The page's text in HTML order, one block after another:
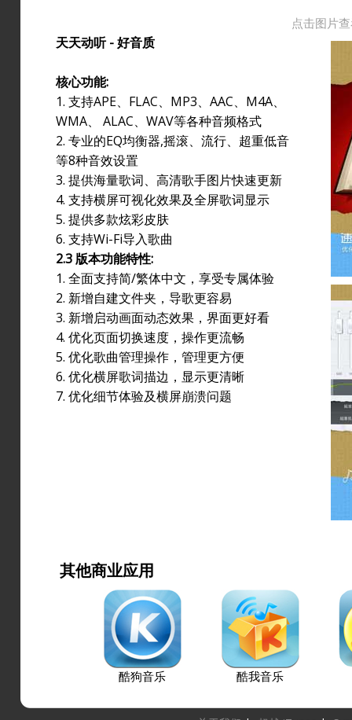
天天动听 - 好音质
核心功能:
1. 支持APE、FLAC、MP3、AAC、M4A、
WMA、 ALAC、WAV等各种音频格式
2. 专业的EQ均衡器,摇滚、流行、超重低音
等8种音效设置
3. 提供海量歌词、高清歌手图片快速更新
4. 支持横屏可视化效果及全屏歌词显示
5. 提供多款炫彩皮肤
6. 支持Wi-Fi导入歌曲
2.3 版本功能特性:
1. 全面支持简/繁体中文，享受专属体验
2. 新增自建文件夹，导歌更容易
3. 新增启动画面动态效果，界面更好看
4. 优化页面切换速度，操作更流畅
5. 优化歌曲管理操作，管理更方便
6. 优化横屏歌词描边，显示更清晰
7. 优化细节体验及横屏崩溃问题
点击图片
其他商业应用
酷狗音乐 酷我音乐